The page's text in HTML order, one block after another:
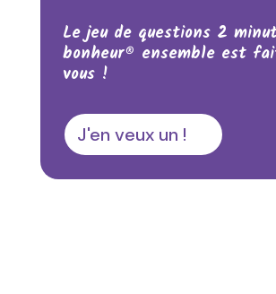
Le jeu de questions 2
bonheur® ensemble est
vous !
J'en veux un !